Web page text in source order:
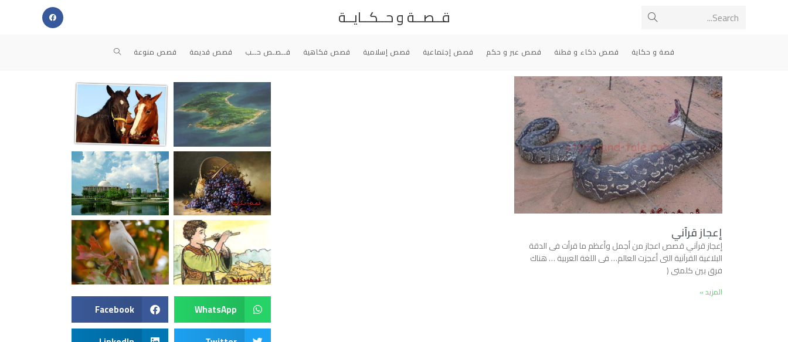
Search... قــصــة و حــكــايــة
قصة و حكاية قصص ذكاء و فطنة قصص عبر و حكم قصص إجتماعية قصص إسلامية قصص فكاهية قــصـص حــب قصص قديمة قصص منوعة
إعجاز قرآني
إعجاز قرآني قصص اعجاز من أجمل وأعظم ما قرأت فى الدقة
البلاغية القرآنية التى أعجزت العالم… فى اللغة العربية … هناك
فرق بين كلمتى (
المزيد »
WhatsApp
Facebook